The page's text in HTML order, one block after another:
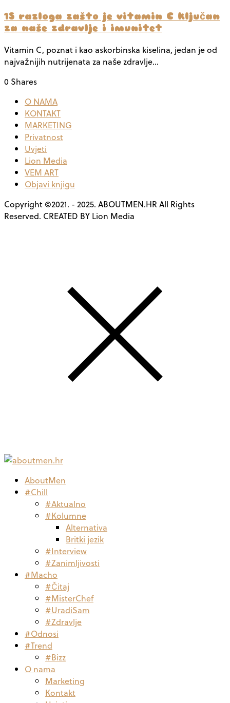
15 razloga zašto je vitamin C ključan
za naše zdravlje i imunitet
Vitamin C, poznat i kao askorbinska kiselina, jedan je od
najvažnijih nutrijenata za naše zdravlje…
0 Shares
O NAMA
KONTAKT
MARKETING
Privatnost
Uvjeti
Lion Media
VEM ART
Objavi knjigu
Copyright ©2021. - 2025. ABOUTMEN.HR All Rights
Reserved. CREATED BY Lion Media
AboutMen
#Chill
#Aktualno
#Kolumne
Alternativa
Britki jezik
#Interview
#Zanimljivosti
#Macho
#Čitaj
#MisterChef
#UradiSam
#Zdravlje
#Odnosi
#Trend
#Bizz
O nama
Marketing
Kontakt